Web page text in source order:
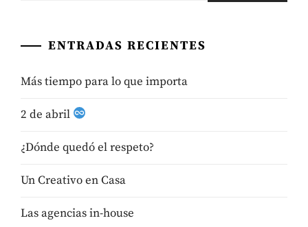
ENTRADAS RECIENTES
Más tiempo para lo que importa
2 de abril
¿Dónde quedó el respeto?
Un Creativo en Casa
Las agencias in-house